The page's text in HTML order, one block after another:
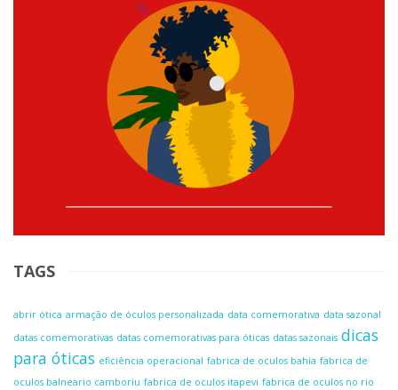
TAGS
abrir ótica armação de óculos personalizada data comemorativa data sazonal
datas comemorativas datas comemorativas para óticas datas sazonais dicas
para óticas eficiência operacional fabrica de oculos bahia fabrica de
oculos balneario camboriu fabrica de oculos itapevi fabrica de oculos no rio